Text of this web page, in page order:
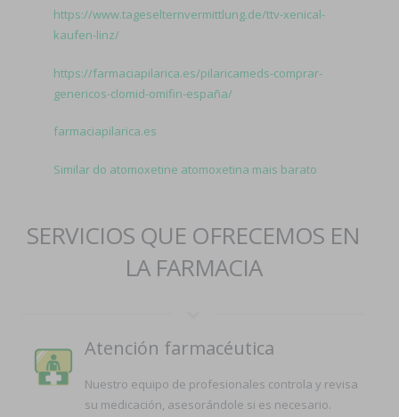
https://www.tageselternvermittlung.de/ttv-xenical-
kaufen-linz/
https://farmaciapilarica.es/pilaricameds-comprar-
genericos-clomid-omifin-españa/
farmaciapilarica.es
Similar do atomoxetine atomoxetina mais barato
SERVICIOS QUE OFRECEMOS EN
LA FARMACIA
Atención farmacéutica
Nuestro equipo de profesionales controla y revisa
su medicación, asesorándole si es necesario.